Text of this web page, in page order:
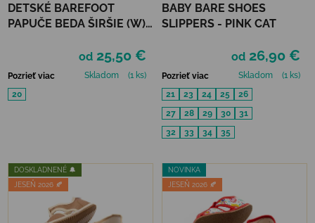
DETSKÉ BAREFOOT
PAPUČE BEDA ŠIRŠIE (W)
od 25,50 €
Pozrieť viac Skladom
(1 ks)
20
BABY BARE SHOES
SLIPPERS - PINK CAT
od 26,90 €
Pozrieť viac Skladom
(1 ks)
21
23 24 25
26
27
28 29 30
31
32
33 34 35
DOSKLADNENÉ 🔔
JESEŇ 2026 🍂
NOVINKA
JESEŇ 2026 🍂